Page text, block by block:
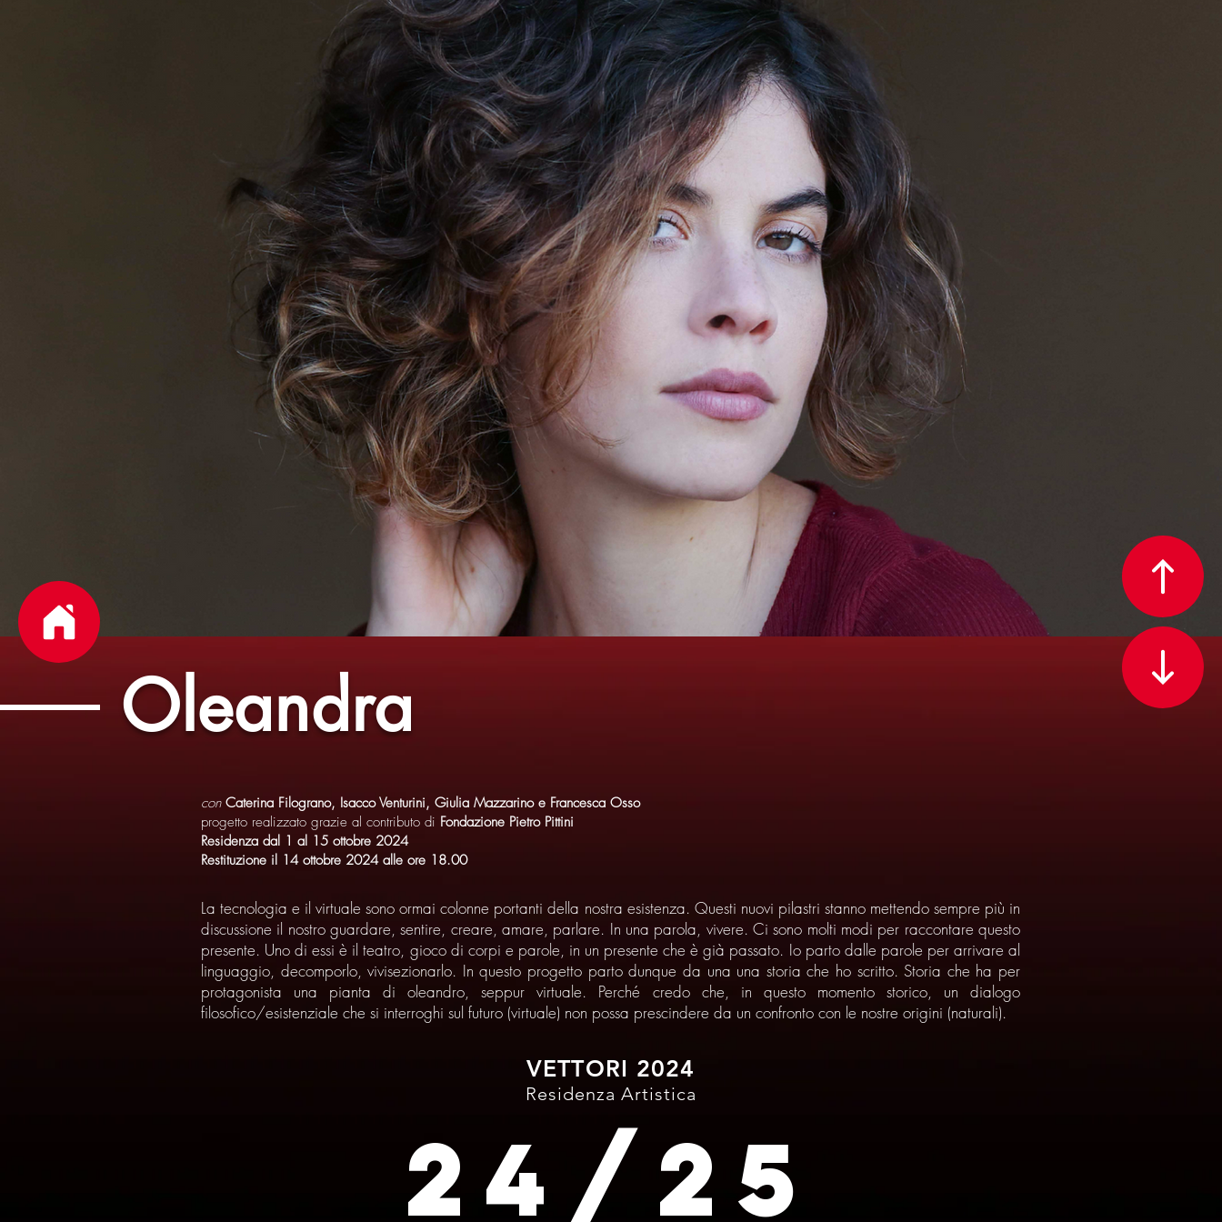
Oleandra
con Caterina Filograno, Isacco Venturini, Giulia Mazzarino e Francesca Osso
progetto realizzato grazie al contributo di Fondazione Pietro Pittini
Residenza dal 1 al 15 ottobre 2024
Restituzione il 14 ottobre 2024 alle ore 18.00
La tecnologia e il virtuale sono ormai colonne portanti della nostra esistenza. Questi nuovi pilastri stanno mettendo sempre più in
discussione il nostro guardare, sentire, creare, amare, parlare. In una parola, vivere. Ci sono molti modi per raccontare questo
presente. Uno di essi è il teatro, gioco di corpi e parole, in un presente che è già passato. Io parto dalle parole per arrivare al
linguaggio, decomporlo, vivisezionarlo. In questo progetto parto dunque da una una storia che ho scritto. Storia che ha per
protagonista una pianta di oleandro, seppur virtuale. Perché credo che, in questo momento storico, un dialogo
filosofico/esistenziale che si interroghi sul futuro (virtuale) non possa prescindere da un confronto con le nostre origini (naturali).
VETTORI 2024
Residenza Artistica
24/25